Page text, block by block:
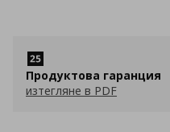
Продуктова гаранция
изтегляне в PDF